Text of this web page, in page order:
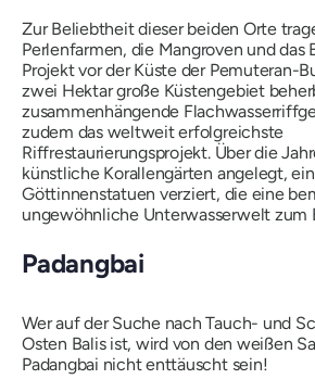
Zur Beliebtheit dieser beiden Orte
Perlenfarmen, die Mangroven und
Projekt vor der Küste der Pemuteran-
zwei Hektar große Küstengebiet
zusammenhängende
zudem das weltweit erfolgreichste
Riffrestaurierungsprojekt. Über die
künstliche Korallengärten angelegt,
Göttinnenstatuen verziert, die eine
ungewöhnliche Unterwasserwelt zum
Padangbai
Wer auf der Suche nach Tauch- und
Osten Balis ist, wird von den weißen
Padangbai nicht enttäuscht sein!